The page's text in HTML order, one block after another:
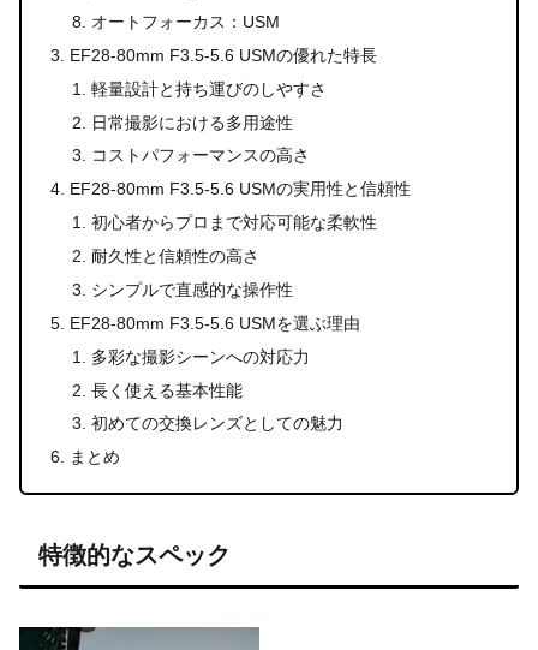
オートフォーカス：USM
EF28-80mm F3.5-5.6 USMの優れた特長
軽量設計と持ち運びのしやすさ
日常撮影における多用途性
コストパフォーマンスの高さ
EF28-80mm F3.5-5.6 USMの実用性と信頼性
初心者からプロまで対応可能な柔軟性
耐久性と信頼性の高さ
シンプルで直感的な操作性
EF28-80mm F3.5-5.6 USMを選ぶ理由
多彩な撮影シーンへの対応力
長く使える基本性能
初めての交換レンズとしての魅力
まとめ
特徴的なスペック